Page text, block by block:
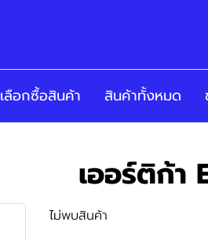
เลือกซื้อสินค้า สินค้าทั้งหมด
เออร์ติก้า
ไม่พบสินค้า